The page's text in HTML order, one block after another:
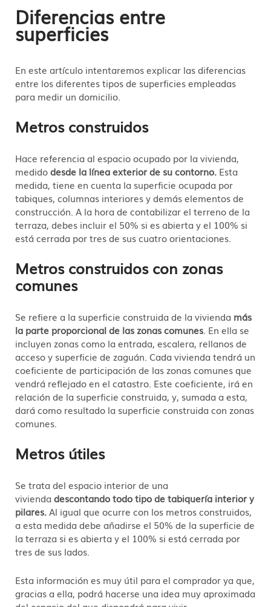
Diferencias entre
superficies
En este artículo intentaremos explicar las diferencias
entre los diferentes tipos de superficies empleadas
para medir un domicilio.
Metros construidos
Hace referencia al espacio ocupado por la vivienda,
medidodesde la línea exterior de su contorno. Esta
medida, tiene en cuenta la superficie ocupada por
tabiques, columnas interiores y demás elementos de
construcción. A la hora de contabilizar el terreno de la
terraza, debes incluir el 50% si es abierta y el 100% si
está cerrada por tres de sus cuatro orientaciones.
Metros construidos con zonas
comunes
Se refiere a la superficie construida de la vivienda más
la parte proporcional de las zonas comunes . En ella se
incluyen zonas como la entrada, escalera, rellanos de
acceso y superficie de zaguán. Cada vivienda tendrá un
coeficiente de participación de las zonas comunes que
vendrá reflejado en el catastro. Este coeficiente, irá en
relación de la superficie construida, y, sumada a esta,
dará como resultado la superficie construida con zonas
comunes.
Metros útiles
Se trata del espacio interior de una
vivienda descontando todo tipo de tabiquería interior y
pilares.Al igual que ocurre con los metros construidos,
a esta medida debe añadirse el 50% de la superficie de
la terraza si es abierta y el 100% si está cerrada por
tres de sus lados.
Esta información es muy útil para el comprador ya que,
gracias a ella, podrá hacerse una idea muy aproximada